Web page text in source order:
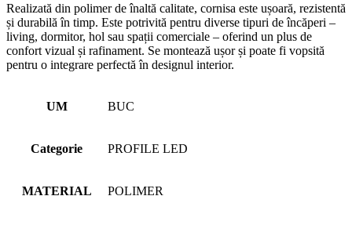
Realizată din polimer de înaltă calitate, cornisa este ușoară, rezistentă
și durabilă în timp. Este potrivită pentru diverse tipuri de încăperi –
living, dormitor, hol sau spații comerciale – oferind un plus de
confort vizual și rafinament. Se montează ușor și poate fi vopsită
pentru o integrare perfectă în designul interior.
UM BUC
Categorie PROFILE LED
MATERIAL POLIMER